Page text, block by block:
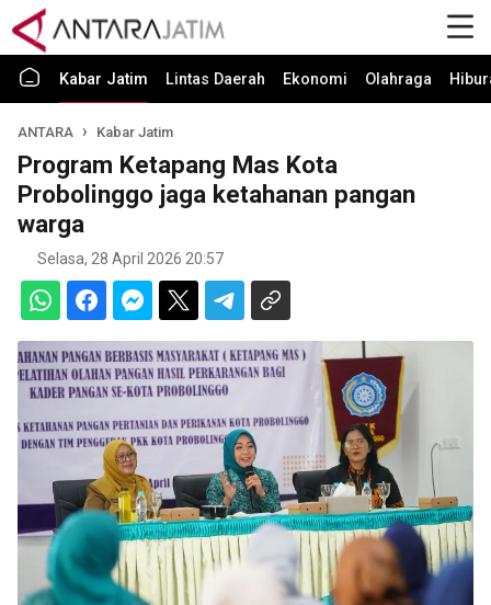
Kabar Jatim Lintas Daerah Ekonomi Olahraga
ANTARA Kabar Jatim
Program Ketapang Mas Kota
Probolinggo jaga ketahanan pangan
warga
Selasa, 28 April 2026 20:57